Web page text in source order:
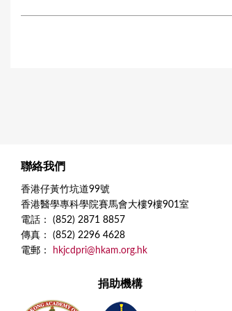
聯絡我們
香港仔黃竹坑道99號
香港醫學專科學院賽馬會大樓9樓901室
電話： (852) 2871 8857
傳真： (852) 2296 4628
電郵：
hkjcdpri@hkam.org.hk
捐助機構